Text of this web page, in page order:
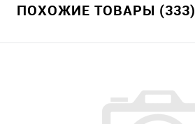
ПОХОЖИЕ ТОВАРЫ (333)